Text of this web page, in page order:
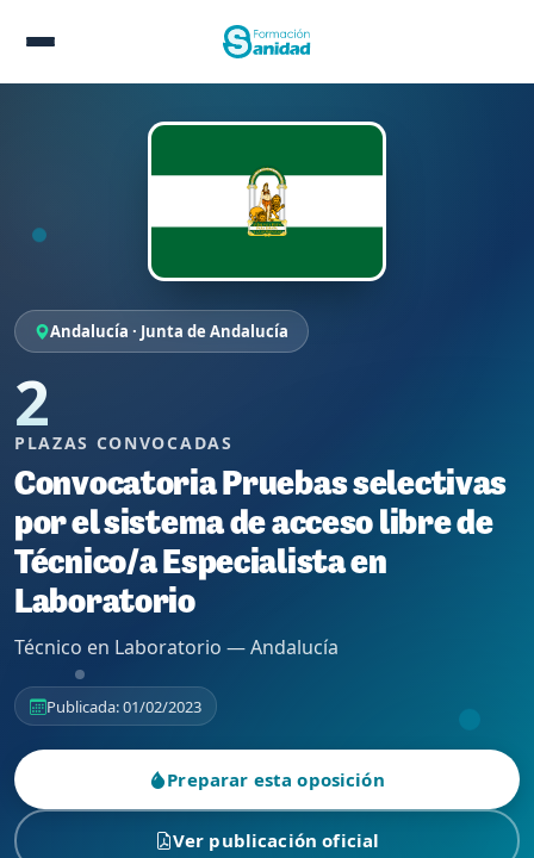
Andalucía · Junta de Andalucía
2
PLAZAS CONVOCADAS
Convocatoria Pruebas selectivas
por el sistema de acceso libre de
Técnico/a Especialista en
Laboratorio
Técnico en Laboratorio — Andalucía
Publicada: 01/02/2023
Preparar esta oposición
Ver publicación oficial